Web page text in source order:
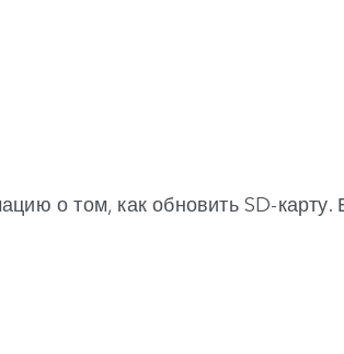
о том, как обновить SD-карту.